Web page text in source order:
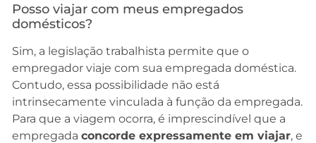
Posso viajar com meus empregados
domésticos?
Sim, a legislação trabalhista permite que o
empregador viaje com sua empregada doméstica.
Contudo, essa possibilidade não está
intrinsecamente vinculada à função da empregada.
Para que a viagem ocorra, é imprescindível que a
empregada concorde expressamente em viajar, e